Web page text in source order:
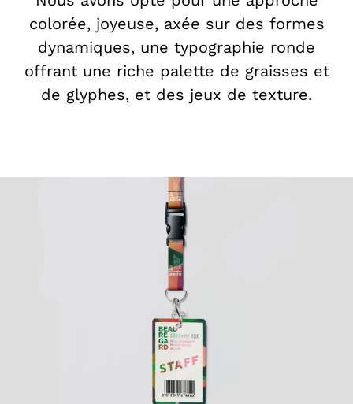
colorée, joyeuse, axée sur des formes
dynamiques, une typographie ronde
offrant une riche palette de graisses et
de glyphes, et des jeux de texture.